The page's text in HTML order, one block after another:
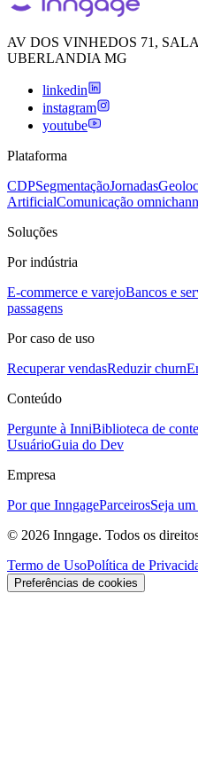
AV DOS VINHEDOS 71,
UBERLANDIA MG
linkedin
instagram
youtube
Plataforma
CDPSegmentaçãoJornadas
ArtificialComunicação
Soluções
Por indústria
E-commerce e varejoBancos e
passagens
Por caso de uso
Recuperar vendasReduzir churn
Conteúdo
Pergunte à InniBiblioteca de
UsuárioGuia do Dev
Empresa
Por que InngageParceirosSeja
© 2026 Inngage. Todos os
Termo de UsoPolítica de
Preferências de cookies